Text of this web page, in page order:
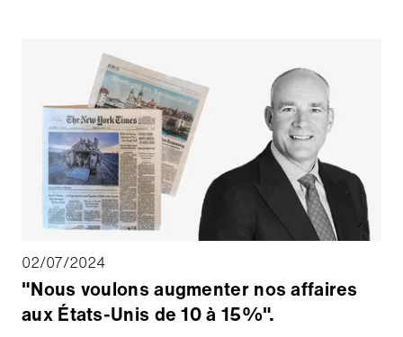
désormais être servis encore mieux et plus
rapidement.
02/07/2024
"Nous voulons augmenter nos affaires
aux États-Unis de 10 à 15%".